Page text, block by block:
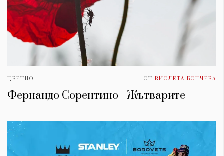
ЦВЕТНО ОТ ВИОЛЕТА БОНЧЕВА
Фернандо Сорентино - Жътварите